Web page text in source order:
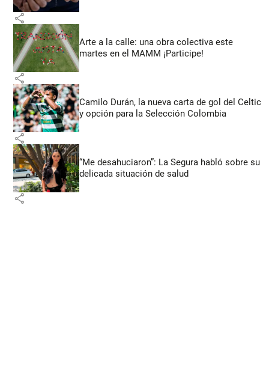
share
Arte a la calle: una obra colectiva este
martes en el MAMM ¡Participe!
share
Camilo Durán, la nueva carta de gol del Celtic
y opción para la Selección Colombia
share
“Me desahuciaron”: La Segura habló sobre su
delicada situación de salud
share